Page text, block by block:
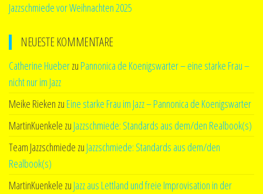
Jazzschmiede vor Weihnachten 2025
NEUESTE KOMMENTARE
Catherine Hueberzu Pannonica de Koenigswarter – eine starke Frau –
nicht nur im Jazz
Meike Rieken zu Eine starke Frau im Jazz – Pannonica de Koenigswarter
MartinKuenkele zu Jazzschmiede: Standards aus dem/den Realbook(s)
Team Jazzschmiede zu Jazzschmiede: Standards aus dem/den
Realbook(s)
MartinKuenkele zu Jazz aus Lettland und freie Improvisation in der